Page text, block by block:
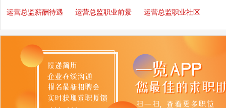
运营总监薪酬待遇 运营总监职业前景 运营总监职业社区